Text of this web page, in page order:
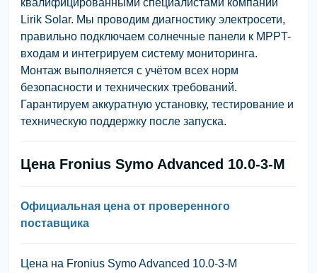
Lirik Solar. Мы проводим диагностику электросети,
правильно подключаем солнечные панели к MPPT-
входам и интегрируем систему мониторинга.
Монтаж выполняется с учётом всех норм
безопасности и технических требований.
Гарантируем аккуратную установку, тестирование и
техническую поддержку после запуска.
Цена Fronius Symo Advanced 10.0-3-M
Официальная цена от проверенного
поставщика
Цена на Fronius Symo Advanced 10.0-3-M